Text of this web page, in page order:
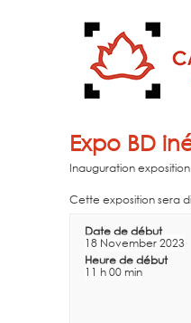
Expo BD
Inauguration
Cette exposition sera
Date de début
18 November 2023
Heure de début
11 h 00 min